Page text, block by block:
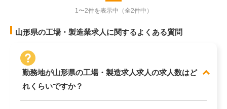
1〜2件を表示中 （全2件中）
山形県の工場・製造業求人に関するよくある質問
勤務地が山形県の工場・製造求人求人の求人数はど
れくらいですか？